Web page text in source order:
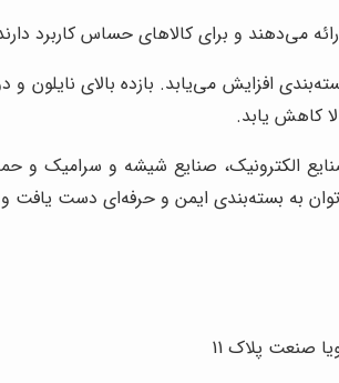
می‌دهند و برای کالاهای حساس کاربرد
افزایش می‌یابد. بازده بالای نایلون
کاهش یابد.
صنایع الکترونیک، صنایع شیشه و سرامیک
به بسته‌بندی ایمن و حرفه‌ای دست یافت و
صنعت پلاک 11